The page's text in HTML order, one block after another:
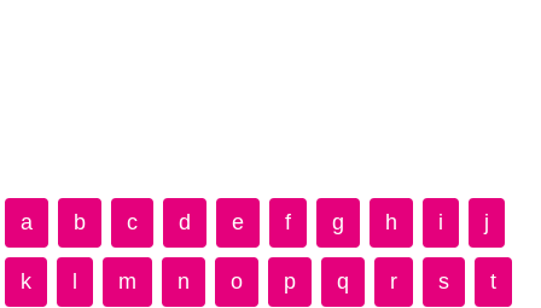
a b c d e f g h i j
k m n o p q r s t